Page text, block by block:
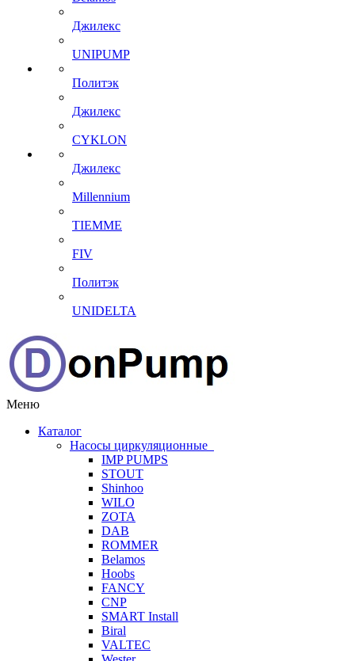
Джилекс
UNIPUMP
Политэк
Джилекс
CYKLON
Джилекс
Millennium
TIEMME
FIV
Политэк
UNIDELTA
Меню
Каталог
Насосы циркуляционные
IMP PUMPS
STOUT
Shinhoo
WILO
ZOTA
DAB
ROMMER
Belamos
Hoobs
FANCY
CNP
SMART Install
Biral
VALTEC